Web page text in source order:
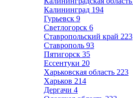
Калининград 194
Гурьевск 9
Светлогорск 6
Ставропольский край 223
Ставрополь 93
Пятигорск 35
Ессентуки 20
Харьковская область 223
Харьков 214
Дергачи 4